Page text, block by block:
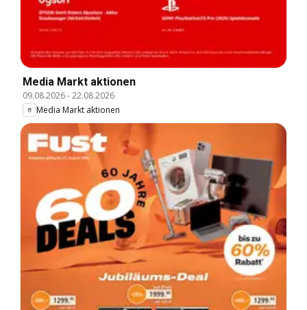
Media Markt aktionen
09.08.2026-22.08.2026
Media Markt aktionen